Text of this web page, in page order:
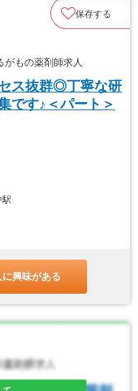
保存する
もの薬剤師求人
ス抜群◎丁寧な研
です♪＜パート＞
駅
に興味がある